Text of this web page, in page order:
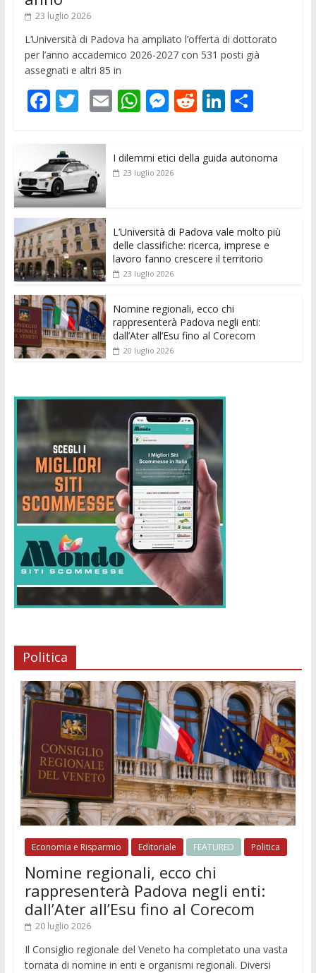
23 luglio 2026
L’Università di Padova ha ampliato l’offerta di dottorato
per l’anno accademico 2026-2027 con 531 posti già
assegnati e altri 85 in
F
e
b
o
o
k
T
itt
er
E
ai
l
W
s
p
M
ss
e
er
R
di
Li
e
C
di
I dilemmi etici della guida autonoma
23 luglio 2026
L’Università di Padova vale molto più
delle classifiche: ricerca, imprese e
lavoro fanno crescere il territorio
23 luglio 2026
Nomine regionali, ecco chi
rappresenterà Padova negli enti:
dall’Ater all’Esu fino al Corecom
20 luglio 2026
Politica
Economia e Risparmio Editoriale FEATURED Politica
Nomine regionali, ecco chi
rappresenterà Padova negli enti:
dall’Ater all’Esu fino al Corecom
20 luglio 2026
Il Consiglio regionale del Veneto ha completato una vasta
tornata di nomine in enti e organismi regionali. Diversi